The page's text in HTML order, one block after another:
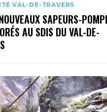
VAL-DE-TRAVERS
SAPEURS-
AU SDIS DU VAL-DE-